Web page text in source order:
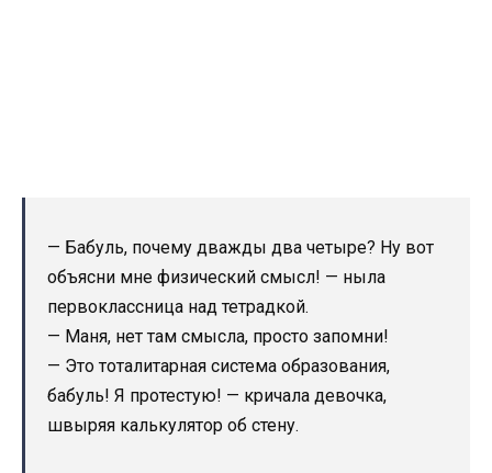
— Бабуль, почему дважды два четыре? Ну вот
объясни мне физический смысл! — ныла
первоклассница над тетрадкой.
— Маня, нет там смысла, просто запомни!
— Это тоталитарная система образования,
бабуль! Я протестую! — кричала девочка,
швыряя калькулятор об стену.